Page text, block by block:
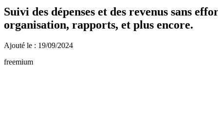
Suivi des dépenses et des revenus sans
organisation, rapports, et plus encore.
Ajouté le : 19/09/2024
freemium